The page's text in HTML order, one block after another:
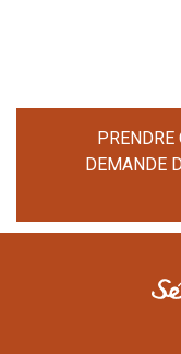
PRENDRE
DEMANDE